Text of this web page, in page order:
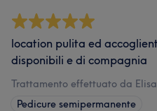
location pulita ed
disponibili e di compagnia
Trattamento effettuato da
Pedicure semipermanente